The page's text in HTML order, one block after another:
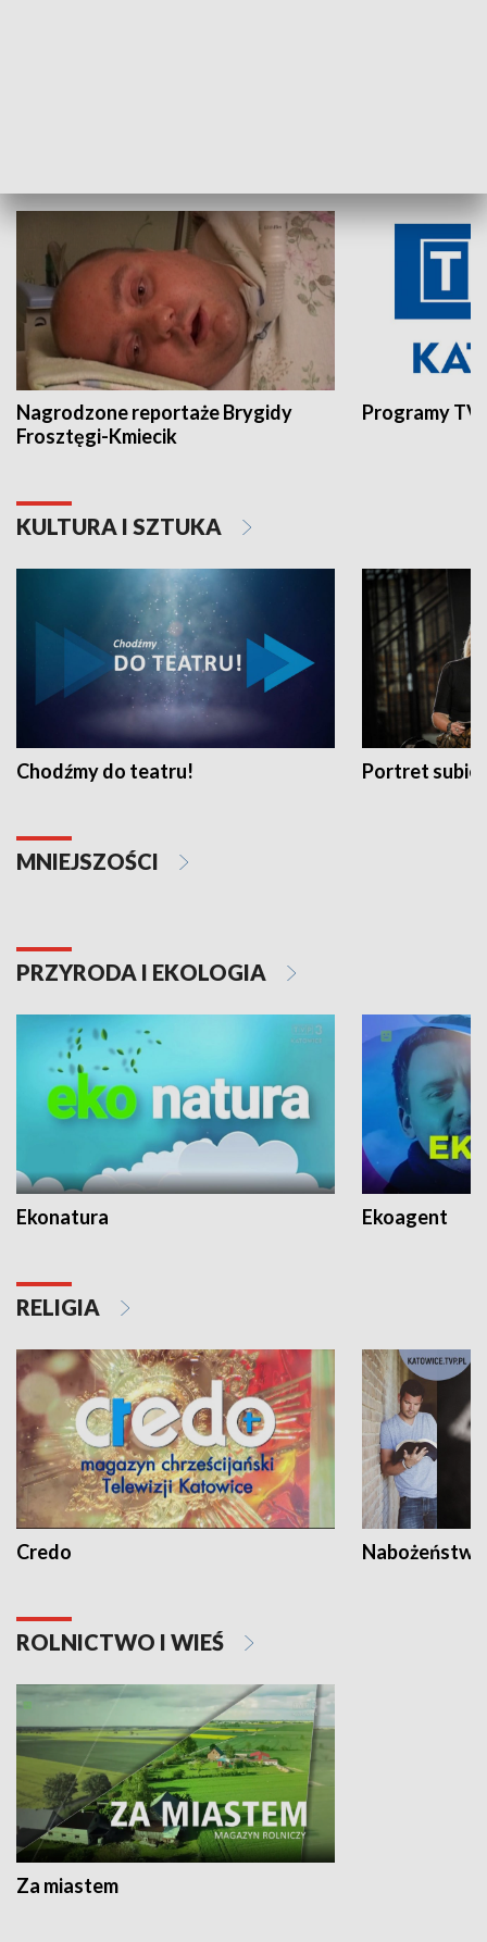
Nagrodzone reportaże Brygidy
Frosztęgi-Kmiecik
Programy
KULTURA I SZTUKA
Chodźmy do teatru! Portret
MNIEJSZOŚCI
PRZYRODA I EKOLOGIA
Ekonatura Ekoagent
RELIGIA
Credo
ROLNICTWO I WIEŚ
Za miastem